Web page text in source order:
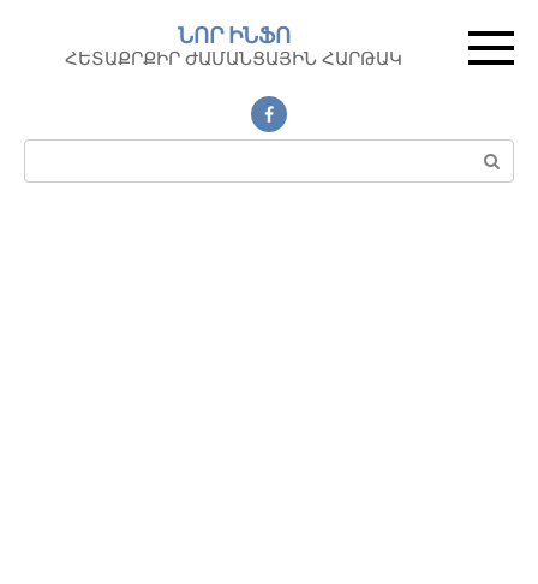
контенту
ՆՈՐ ԻՆՖՈ
ՀԵՏԱՔՐՔԻՐ ԺԱՄԱՆՑԱՅԻՆ ՀԱՐԹԱԿ
Поиск: